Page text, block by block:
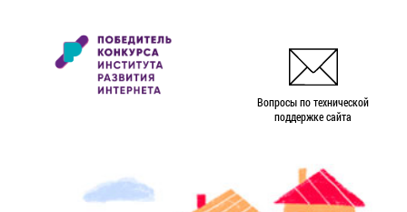
Вопросы по технической
поддержке сайта